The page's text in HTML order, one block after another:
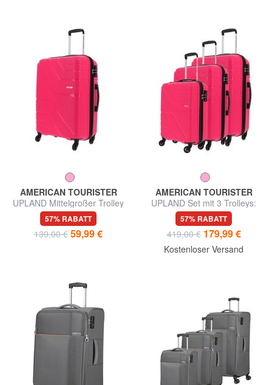
AMERICAN TOURISTER
UPLAND Mittelgroßer Trolley
57% RABATT
139,00 € 59,99 €
AMERICAN TOURISTER
UPLAND Set mit 3 Trolleys:
Kabine, mittel, groß
57% RABATT
419,00 € 179,99 €
Kostenloser Versand